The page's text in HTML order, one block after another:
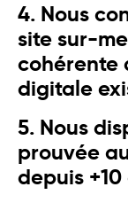
4. Nous
site sur-
cohérente
digitale
5. Nous
prouvée
depuis +10